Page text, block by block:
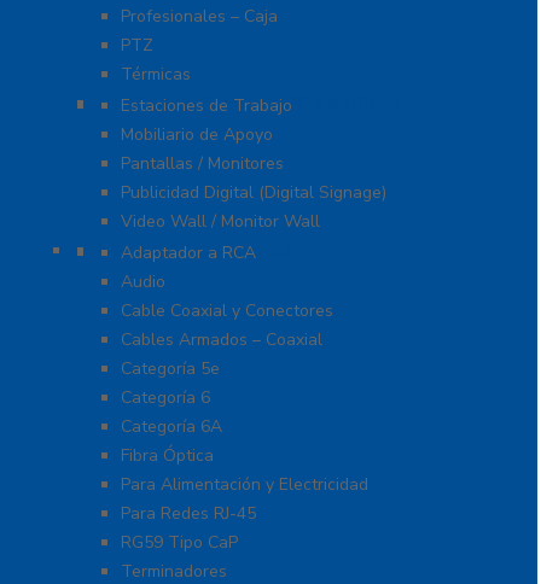
Profesionales – Caja
PTZ
Térmicas
Monitores Pantallas Y Mobiliario
Estaciones de Trabajo
Mobiliario de Apoyo
Pantallas / Monitores
Publicidad Digital (Digital Signage)
Video Wall / Monitor Wall
Cables Y Conectores
Adaptador a RCA
Audio
Cable Coaxial y Conectores
Cables Armados – Coaxial
Categoría 5e
Categoría 6
Categoría 6A
Fibra Óptica
Para Alimentación y Electricidad
Para Redes RJ-45
RG59 Tipo CaP
Terminadores